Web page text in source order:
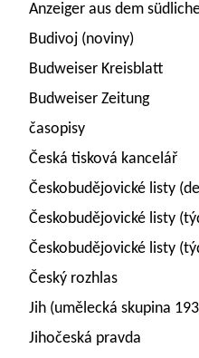
Anzeiger aus dem
Budivoj (noviny)
Budweiser Kreisblatt
Budweiser Zeitung
časopisy
Česká tisková kancelář
Českobudějovické listy
Českobudějovické listy
Českobudějovické listy
Český rozhlas
Jih (umělecká skupina
Jihočeská pravda